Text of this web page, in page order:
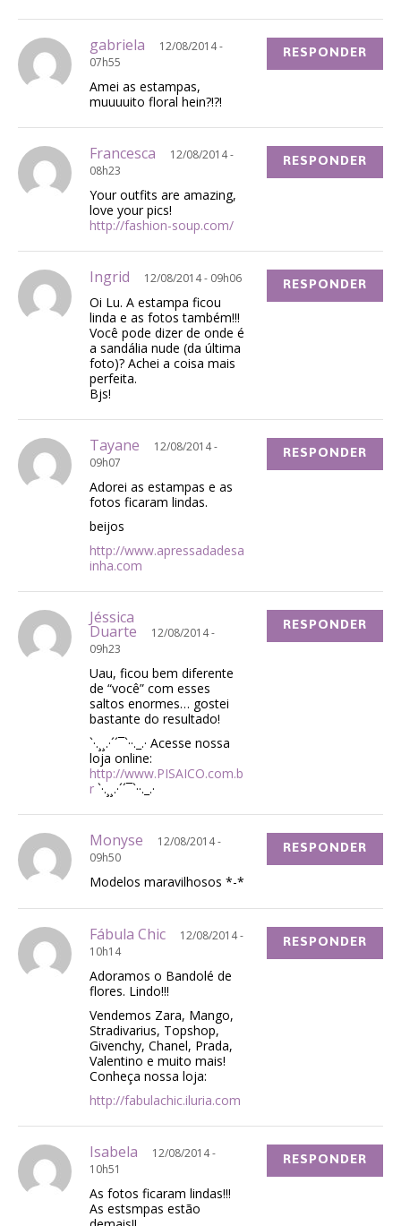
gabriela
12/08/2014 -
07h55
Amei as estampas,
muuuuito floral hein?!?!
RESPONDER
Francesca
12/08/2014 -
08h23
Your outfits are amazing,
love your pics!
http://fashion-soup.com/
RESPONDER
Ingrid 12/08/2014 - 09h06
Oi Lu. A estampa ficou
linda e as fotos também!!!
Você pode dizer de onde é
a sandália nude (da última
foto)? Achei a coisa mais
perfeita.
Bjs!
RESPONDER
Tayane
12/08/2014 -
09h07
Adorei as estampas e as
fotos ficaram lindas.
beijos
http://www.apressadadesa
inha.com
RESPONDER
Jéssica
Duarte
12/08/2014 -
09h23
Uau, ficou bem diferente
de “você” com esses
saltos enormes… gostei
bastante do resultado!
`·.¸¸.·´´¯`··._.· Acesse nossa
loja online:
http://www.PISAICO.com.b
r `·.¸¸.·´´¯`··._.·
RESPONDER
Monyse
12/08/2014 -
09h50
Modelos maravilhosos *-*
RESPONDER
Fábula Chic
12/08/2014 -
10h14
Adoramos o Bandolé de
flores. Lindo!!!
Vendemos Zara, Mango,
Stradivarius, Topshop,
Givenchy, Chanel, Prada,
Valentino e muito mais!
Conheça nossa loja:
http://fabulachic.iluria.com
RESPONDER
Isabela
12/08/2014 -
10h51
As fotos ficaram lindas!!!
As estsmpas estão
RESPONDER